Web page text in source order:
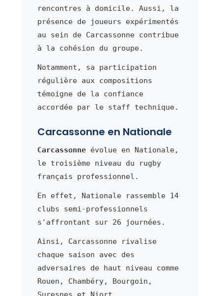
rencontres à domicile. Aussi, la
présence de joueurs expérimentés
au sein de Carcassonne contribue
à la cohésion du groupe.
Notamment, sa participation
régulière aux compositions
témoigne de la confiance
accordée par le staff technique.
Carcassonne en Nationale
Carcassonneévolue en Nationale,
le troisième niveau du rugby
français professionnel.
En effet, Nationale rassemble 14
clubs semi-professionnels
s'affrontant sur 26 journées.
Ainsi, Carcassonne rivalise
chaque saison avec des
adversaires de haut niveau comme
Rouen, Chambéry, Bourgoin,